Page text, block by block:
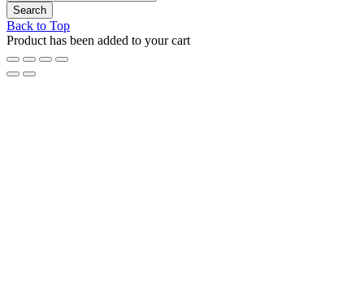
Back to Top
Product has been added to your cart